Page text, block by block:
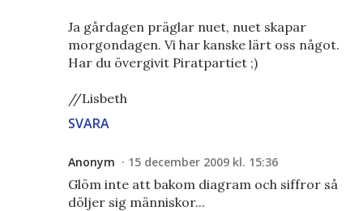
Ja gårdagen präglar nuet, nuet skapar
morgondagen. Vi har kanske lärt oss något.
Har du övergivit Piratpartiet ;)
//Lisbeth
SVARA
Anonym 15 december 2009 kl. 15:36
Glöm inte att bakom diagram och siffror så
döljer sig människor...